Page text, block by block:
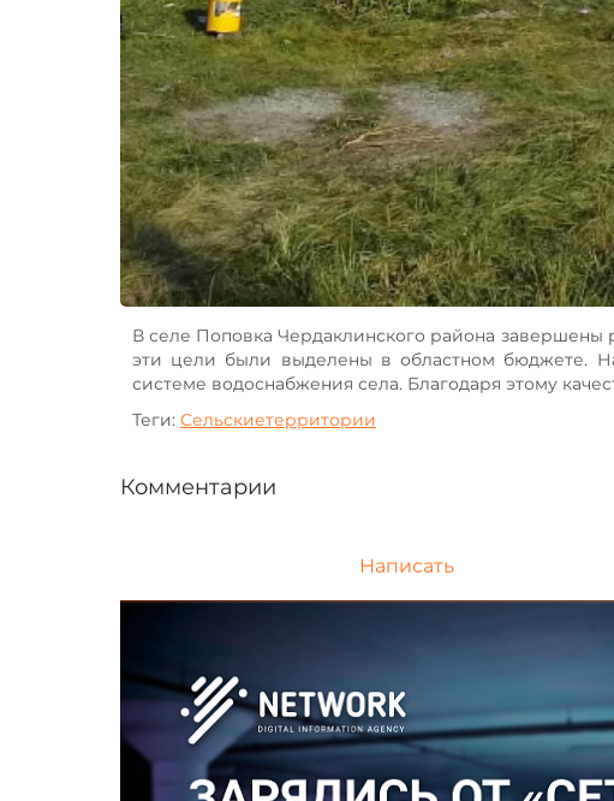
В селе Поповка Чердаклинского района завершены
эти цели были выделены в областном бюджете.
системе водоснабжения села. Благодаря этому
Теги: Сельскиетерритории
Комментарии
Написать